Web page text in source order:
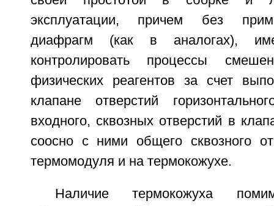
эксплуатации, причем без
диафрагм (как в аналогах),
контролировать процессы
физических реагентов за счет
клапане отверстий
входного, сквозных отверстий в
соосно с ними общего сквозного
термомодуля и на термокожухе.
Наличие термокожуха